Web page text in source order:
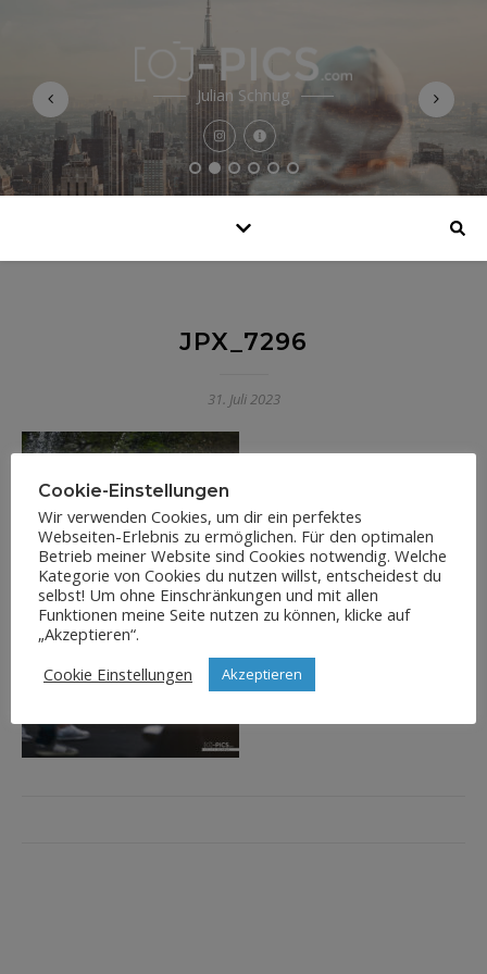
Julian Schnug
JPX_7296
31. Juli 2023
Cookie-Einstellungen
Wir verwenden Cookies, um dir ein perfektes
Webseiten-Erlebnis zu ermöglichen. Für den optimalen
Betrieb meiner Website sind Cookies notwendig. Welche
Kategorie von Cookies du nutzen willst, entscheidest du
selbst! Um ohne Einschränkungen und mit allen
Funktionen meine Seite nutzen zu können, klicke auf
„Akzeptieren“.
Cookie Einstellungen
Akzeptieren